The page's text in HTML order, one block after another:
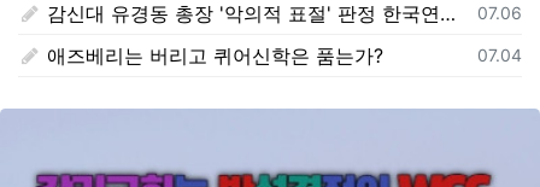
등록일
07.06
감신대 유경동 총장 '악의적 표절' 판정 한국연구재단 보고서 전문 전격 공개
등록일
07.04
애즈베리는 버리고 퀴어신학은 품는가?